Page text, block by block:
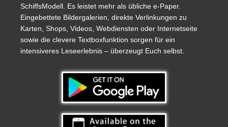
SchiffsModell. Es leistet mehr als übliche e-Paper.
Eingebettete Bildergalerien, direkte Verlinkungen zu
Karten, Shops, Videos, Webdiensten oder Internetseite
sowie die clevere Textboxfunktion sorgen für ein
intensiveres Leseerlebnis – überzeugt Euch selbst.